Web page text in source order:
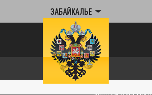
ЗАБАЙКАЛЬЕ